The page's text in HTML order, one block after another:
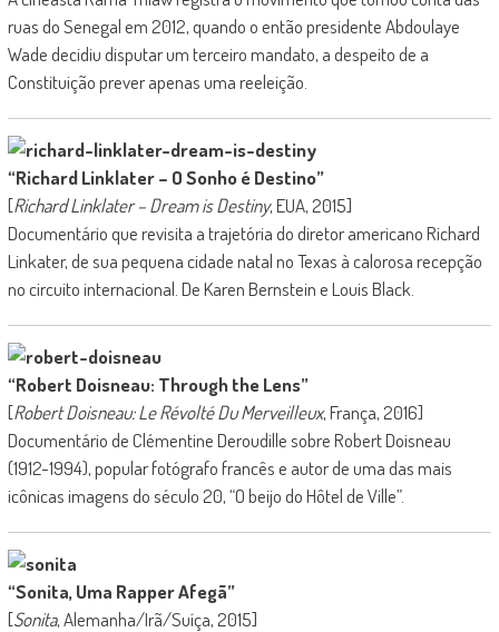
ruas do Senegal em 2012, quando o então presidente Abdoulaye
Wade decidiu disputar um terceiro mandato, a despeito de a
Constituição prever apenas uma reeleição.
“Richard Linklater – O Sonho é Destino”
[Richard Linklater – Dream is Destiny, EUA, 2015]
Documentário que revisita a trajetória do diretor americano Richard
Linkater, de sua pequena cidade natal no Texas à calorosa recepção
no circuito internacional. De Karen Bernstein e Louis Black.
“Robert Doisneau: Through the Lens”
[Robert Doisneau: Le Révolté Du Merveilleux, França, 2016]
Documentário de Clémentine Deroudille sobre Robert Doisneau
(1912-1994), popular fotógrafo francês e autor de uma das mais
icônicas imagens do século 20, “O beijo do Hôtel de Ville”.
“Sonita, Uma Rapper Afegã”
[Sonita, Alemanha/Irã/Suíça, 2015]